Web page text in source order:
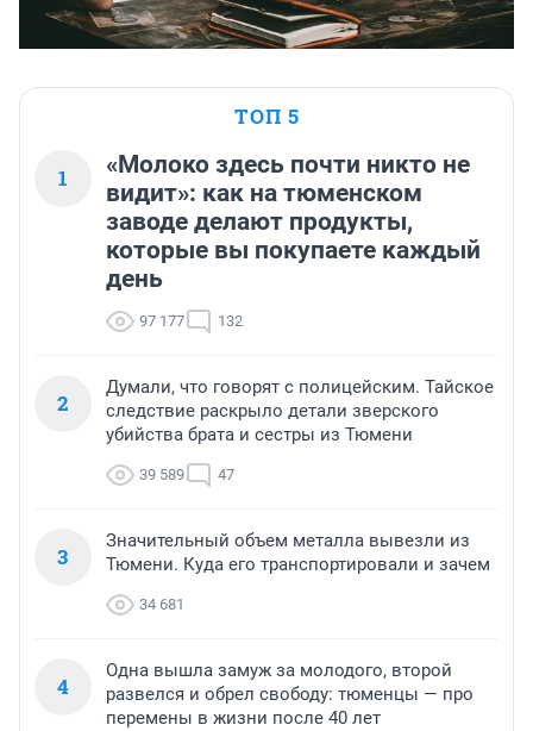
ТОП 5
1
«Молоко здесь почти никто не
видит»: как на тюменском
заводе делают продукты,
которые вы покупаете каждый
день
97 177 132
2
Думали, что говорят с полицейским. Тайское
следствие раскрыло детали зверского
убийства брата и сестры из Тюмени
39 589 47
3
Значительный объем металла вывезли из
Тюмени. Куда его транспортировали и зачем
34 681
4
Одна вышла замуж за молодого, второй
развелся и обрел свободу: тюменцы — про
перемены в жизни после 40 лет